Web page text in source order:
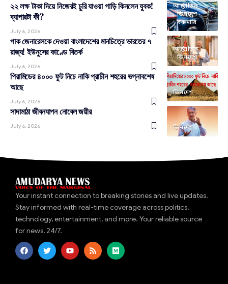
আন্তর্জাতিক
ভিনদেশ
রকমারি
২২ লক্ষ টাকা দিয়ে নিজেরই চুরি যাওয়া গাড়ি কিনলেন যুবক!
ব্যাপারটা কী?
July 6, 2026
আন্তর্জাতিক
ভিনদেশ
পাক জেনারেলকে দেওয়া বাংলাদেশের মানচিত্রে ভারতের ৭
রাজ্য! ইউনুসের কাণ্ডে বিতর্ক
July 6, 2026
ভিনদেশ
পিরামিডের ৪০০০ ফুট নিচে নাকি প্রাচীন শহরের ভগ্নাবশেষ
আছে
July 6, 2026
ভিনদেশ
সাদামাঠা জীবনযাপন নোবেল জয়ীর
July 6, 2026
Your instant connection to breaking stories and live updates.
Stay informed with real-time coverage across politics,
technology, entertainment, and more. Your reliable source
for news, 24/7.